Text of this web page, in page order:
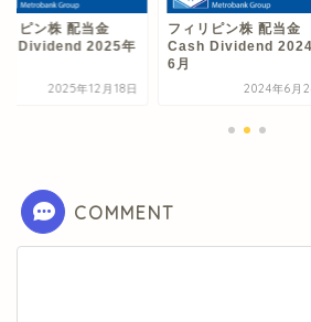
リピン株 配当金
Dividend 2025年
2025年12月18日
フィリピン株 配当金
Cash Dividend
6月
2024年6月
COMMENT